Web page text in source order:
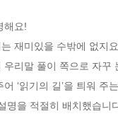
해요!
재미있을 수밖에 없지
리말 풀이 쪽으로 자
‘읽기의 길’을 틔워
명을 적절히 배치했습니